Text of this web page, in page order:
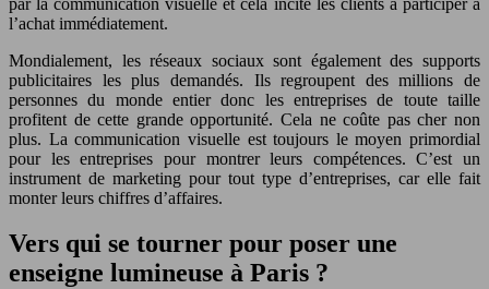
l’achat immédiatement.
Mondialement, les réseaux sociaux sont également des supports
publicitaires les plus demandés. Ils regroupent des millions de
personnes du monde entier donc les entreprises de toute taille
profitent de cette grande opportunité. Cela ne coûte pas cher non
plus. La communication visuelle est toujours le moyen primordial
pour les entreprises pour montrer leurs compétences. C’est un
instrument de marketing pour tout type d’entreprises, car elle fait
monter leurs chiffres d’affaires.
Vers qui se tourner pour poser une
enseigne lumineuse à Paris ?